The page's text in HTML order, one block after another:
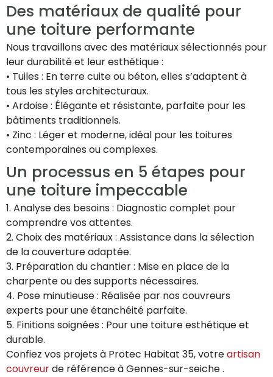
Des matériaux de qualité pour
une toiture performante
Nous travaillons avec des matériaux sélectionnés pour
leur durabilité et leur esthétique :
• Tuiles : En terre cuite ou béton, elles s’adaptent à
tous les styles architecturaux.
• Ardoise : Élégante et résistante, parfaite pour les
bâtiments traditionnels.
• Zinc : Léger et moderne, idéal pour les toitures
contemporaines ou complexes.
Un processus en 5 étapes pour
une toiture impeccable
1. Analyse des besoins : Diagnostic complet pour
comprendre vos attentes.
2. Choix des matériaux : Assistance dans la sélection
de la couverture adaptée.
3. Préparation du chantier : Mise en place de la
charpente ou des supports nécessaires.
4. Pose minutieuse : Réalisée par nos couvreurs
experts pour une étanchéité parfaite.
5. Finitions soignées : Pour une toiture esthétique et
durable.
Confiez vos projets à Protec Habitat 35, votreartisan
couvreurde référence à Gennes-sur-seiche .